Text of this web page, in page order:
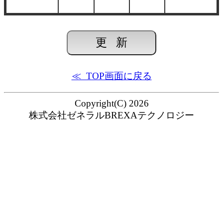
≪ TOP画面に戻る
Copyright(C) 2026
株式会社ゼネラルBREXAテクノロジー